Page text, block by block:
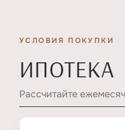
УСЛОВИЯ ПОКУПКИ
ИПОТЕКА
Рассчитайте